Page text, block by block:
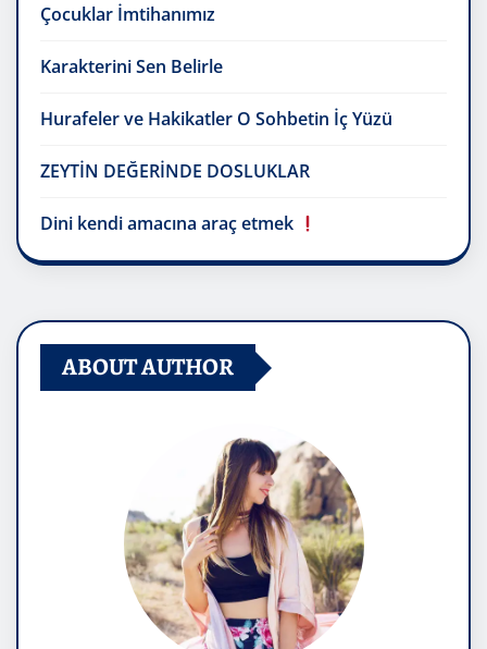
Çocuklar İmtihanımız
Karakterini Sen Belirle
Hurafeler ve Hakikatler O Sohbetin İç Yüzü
ZEYTİN DEĞERİNDE DOSLUKLAR
Dini kendi amacına araç etmek
ABOUT AUTHOR